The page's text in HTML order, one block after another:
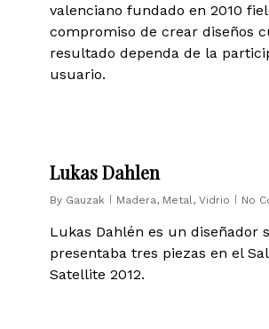
valenciano fundado en 2010
compromiso de crear diseños
resultado dependa de la
usuario.
Lukas Dahlen
By Gauzak Madera, Metal,Vidrio No
Lukas Dahlén es un diseñador
presentaba tres piezas en el
Satellite 2012.